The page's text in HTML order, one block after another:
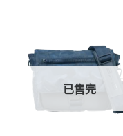
已售完